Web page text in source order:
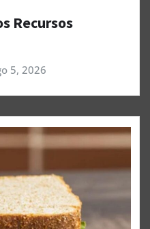
Recursos
5, 2026